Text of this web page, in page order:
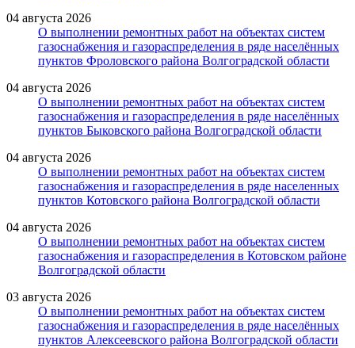
04 августа 2026
О выполнении ремонтных работ на объектах систем
газоснабжения и газораспределения в ряде населённых
пунктов Фроловского района Волгоградской области
04 августа 2026
О выполнении ремонтных работ на объектах систем
газоснабжения и газораспределения в ряде населённых
пунктов Быковского района Волгоградской области
04 августа 2026
О выполнении ремонтных работ на объектах систем
газоснабжения и газораспределения в ряде населенных
пунктов Котовского района Волгоградской области
04 августа 2026
О выполнении ремонтных работ на объектах систем
газоснабжения и газораспределения в Котовском районе
Волгоградской области
03 августа 2026
О выполнении ремонтных работ на объектах систем
газоснабжения и газораспределения в ряде населённых
пунктов Алексеевского района Волгоградской области